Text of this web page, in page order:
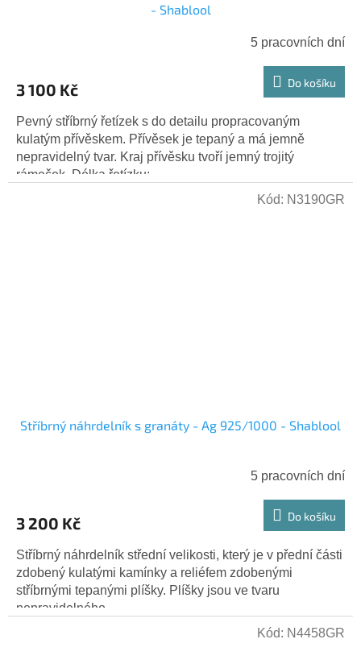
- Shablool
5 pracovních dní
3 100 Kč Do košíku
Pevný stříbrný řetízek s do detailu propracovaným
kulatým přívěskem. Přívěsek je tepaný a má jemně
nepravidelný tvar. Kraj přívěsku tvoří jemný trojitý
rámeček. Délka řetízku:...
Stříbrný náhrdelník s granáty - Ag 925/1000 - Shablool
5 pracovních dní
3 200 Kč Do košíku
Stříbrný náhrdelník střední velikosti, který je v přední části
zdobený kulatými kamínky a reliéfem zdobenými
stříbrnými tepanými plíšky. Plíšky jsou ve tvaru
nepravidelného...
Kód: N3190GR
Kód: N4458GR